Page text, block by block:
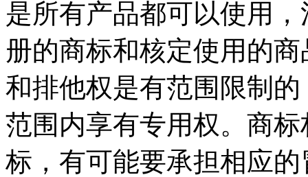
是所有产品都可以使用
册的商标和核定使用的
和排他权是有范围限制
范围内享有专用权。商
标，有可能要承担相应